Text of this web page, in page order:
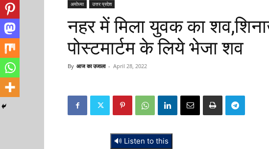
अयोध्या उत्तर प्रदेश
नहर में मिला युवक का
पोस्टमार्टम के लिये भेजा शव
By आज का उजाला - April 28, 2022
🔊 Listen to this